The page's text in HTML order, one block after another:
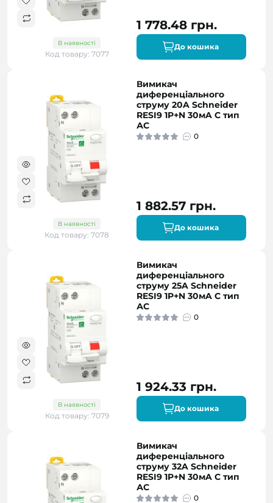
В наявності
Код товару: 7077
1 778.48 грн.
До кошика
В наявності
Код товару: 7078
Вимикач
диференціального
струму 20A Schneider
RESI9 1P+N 30мA C тип
АC
0
1 882.57 грн.
До кошика
В наявності
Код товару: 7079
Вимикач
диференціального
струму 25A Schneider
RESI9 1P+N 30мA C тип
АC
0
1 924.33 грн.
До кошика
Вимикач
диференціального
струму 32A Schneider
RESI9 1P+N 30мA C тип
АC
0